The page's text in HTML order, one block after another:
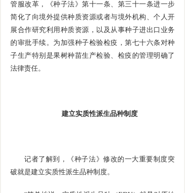
管服改革，《种子法》第十一条、第三十一条进一步
简化了向境外提供种质资源或者与境外机构、个人开
展合作研究利用种质资源，以及从事种子进出口业务
的审批手续。为加强种子检验检疫，第七十六条对种
子生产特别是果树种苗生产检验、检疫的管理明确了
法律责任。
建立实质性派生品种制度
记者了解到，《种子法》修改的一大重要制度突
破就是建立实质性派生品种制度。